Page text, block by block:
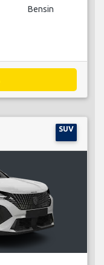
Bensin
SUV